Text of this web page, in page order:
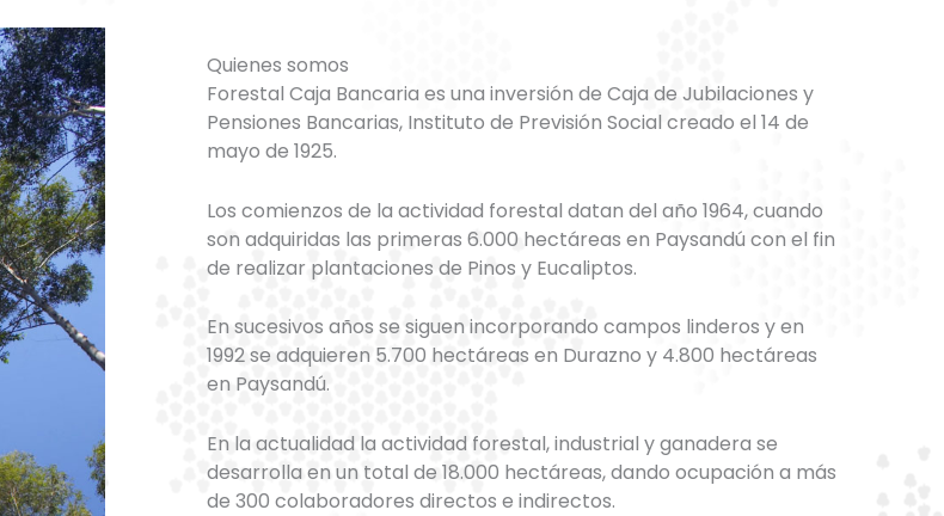
Quienes somos
Forestal Caja Bancaria es una inversión de Caja de Jubilaciones y
Pensiones Bancarias, Instituto de Previsión Social creado el 14 de
mayo de 1925.
Los comienzos de la actividad forestal datan del año 1964, cuando
son adquiridas las primeras 6.000 hectáreas en Paysandú con el fin
de realizar plantaciones de Pinos y Eucaliptos.
En sucesivos años se siguen incorporando campos linderos y en
1992 se adquieren 5.700 hectáreas en Durazno y 4.800 hectáreas
en Paysandú.
En la actualidad la actividad forestal, industrial y ganadera se
desarrolla en un total de 18.000 hectáreas, dando ocupación a más
de 300 colaboradores directos e indirectos.